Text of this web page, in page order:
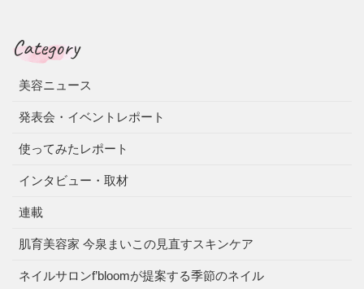
Category
美容ニュース
発表会・イベントレポート
使ってみたレポート
インタビュー・取材
連載
肌育美容家 今泉まいこの見直すスキンケア
ネイルサロンf’bloomが提案する季節のネイル